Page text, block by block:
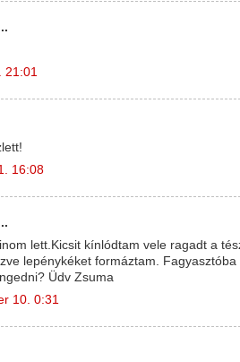
21:01
16:08
lett.Kicsit kínlódtam vele ragadt a
lepénykéket formáztam.
Üdv Zsuma
10. 0:31